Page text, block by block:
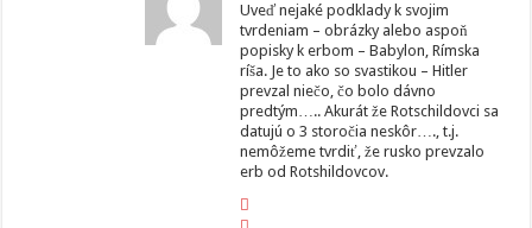
Uveď nejaké podklady k svojim
tvrdeniam – obrázky alebo aspoň
popisky k erbom – Babylon, Rímska
ríša. Je to ako so svastikou – Hitler
prevzal niečo, čo bolo dávno
predtým….. Akurát že Rotschildovci sa
datujú o 3 storočia neskôr…., t.j.
nemôžeme tvrdiť, že rusko prevzalo
erb od Rotshildovcov.